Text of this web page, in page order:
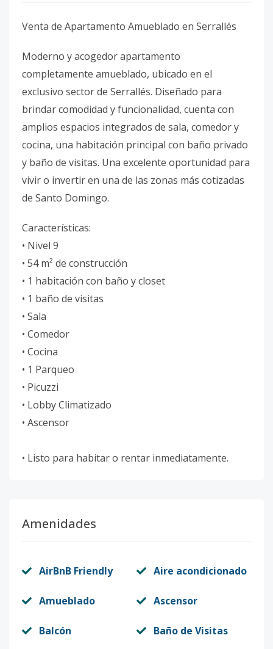
Venta de Apartamento Amueblado en Serrallés
Moderno y acogedor apartamento
completamente amueblado, ubicado en el
exclusivo sector de Serrallés. Diseñado para
brindar comodidad y funcionalidad, cuenta con
amplios espacios integrados de sala, comedor y
cocina, una habitación principal con baño privado
y baño de visitas. Una excelente oportunidad para
vivir o invertir en una de las zonas más cotizadas
de Santo Domingo.
Características:
• Nivel 9
• 54 m² de construcción
• 1 habitación con baño y closet
• 1 baño de visitas
• Sala
• Comedor
• Cocina
• 1 Parqueo
• Picuzzi
• Lobby Climatizado
• Ascensor
• Listo para habitar o rentar inmediatamente.
Amenidades
AirBnB Friendly Aire acondicionado
Amueblado Ascensor
Balcón Baño de Visitas